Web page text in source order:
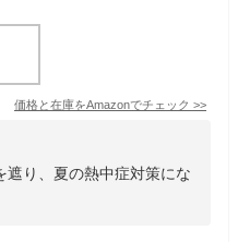
価格と在庫をAmazonでチェック >>
遮り、夏の熱中症対策にな